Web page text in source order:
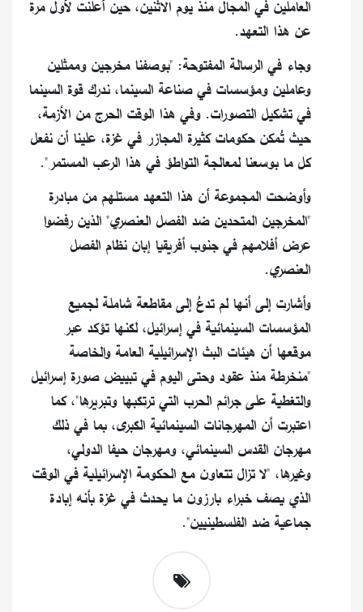
العاملين في المجال منذ يوم الاثنين، حين أعلنت لأول مرة
عن هذا التعهد.
وجاء في الرسالة المفتوحة: "بوصفنا مخرجين وممثلين
وعاملين ومؤسسات في صناعة السينما، ندرك قوة السينما
في تشكيل التصورات. وفي هذا الوقت الحرج من الأزمة،
حيث تُمكن حكومات كثيرة المجازر في غزة، علينا أن نفعل
كل ما بوسعنا لمعالجة التواطؤ في هذا الرعب المستمر".
وأوضحت المجموعة أن هذا التعهد مستلهم من مبادرة
"المخرجين المتحدين ضد الفصل العنصري" الذين رفضوا
عرض أفلامهم في جنوب أفريقيا إبان نظام الفصل
العنصري.
وأشارت إلى أنها لم تدعُ إلى مقاطعة شاملة لجميع
المؤسسات السينمائية في إسرائيل، لكنها تؤكد عبر
موقعها أن هيئات البث الإسرائيلية العامة والخاصة
"منخرطة منذ عقود وحتى اليوم في تبييض صورة إسرائيل
والتغطية على جرائم الحرب التي ترتكبها وتبريرها"، كما
اعتبرت أن المهرجانات السينمائية الكبرى، بما في ذلك
مهرجان القدس السينمائي، ومهرجان حيفا الدولي،
وغيرها، "لا تزال تتعاون مع الحكومة الإسرائيلية في الوقت
الذي يصف خبراء بارزون ما يحدث في غزة بأنه إبادة
جماعية ضد الفلسطينيين".